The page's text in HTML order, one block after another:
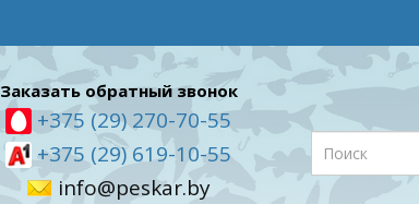
Заказать обратный звонок
+375 (29) 270-70-55
+375 (29) 619-10-55
info@peskar.by